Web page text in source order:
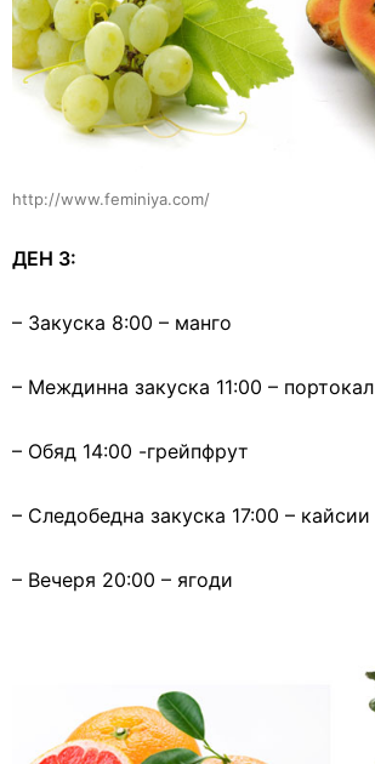
http://www.feminiya.com/
ДЕН 3:
– Закуска 8:00 – манго
– Междинна закуска 11:00 – портокал
– Обяд 14:00 -грейпфрут
– Следобедна закуска 17:00 – кайсии
– Вечеря 20:00 – ягоди